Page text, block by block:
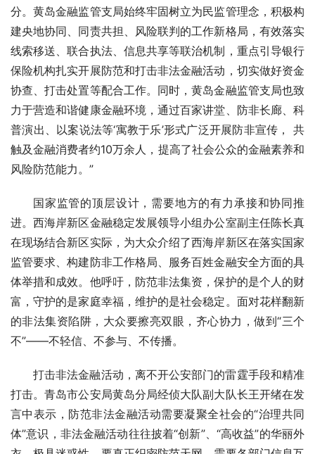
分。黄岛金融监管支局始终牢固树立为民监管理念，积极构
建央地协同、同责共担、风险联判的工作新格局，有效落实
线索移送、联合执法、信息共享等联治机制，重点引导银行
保险机构扎实开展防范和打击非法金融活动，切实做好资金
协查、打击处置等配合工作。同时，黄岛金融监管支局也致
力于营造和谐健康金融环境，通过百家讲堂、防非长廊、科
普演出、以案说法等‘寓教于乐’形式广泛开展防非宣传， 共
触及金融消费者约10万余人，提高了社会公众的金融素养和
风险防范能力。”
国家监管的顶层设计，需要地方的有力承接和协同推
进。西海岸新区金融稳定发展领导小组办公室副主任陈长真
在现场结合新区实际，为大众介绍了西海岸新区在落实国家
监管要求、构建防非工作格局、服务百姓金融安全方面的具
体举措和成效。他呼吁，防范非法集资，保护的是个人的财
富，守护的是家庭幸福，维护的是社会稳定。面对花样翻新
的非法集资陷阱，大众要擦亮双眼，齐心协力，做到“三个
不”——不轻信、不参与、不传播。
打击非法金融活动，离不开公安部门的雷霆手段和精准
打击。青岛市公安局黄岛分局经侦大队副大队长王开绪在发
言中表示，防范非法金融活动需要凝聚全社会的“治理共同
体”意识，非法金融活动往往披着“创新”、“高收益”的华丽外